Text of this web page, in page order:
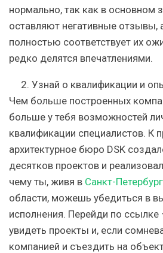
нормально, так как в основном
оставляют негативные отзывы,
полностью соответствует их
редко делятся впечатлениями.
2. Узнай о квалификации и
Чем больше построенных
больше у тебя возможностей
квалификации специалистов. К
архитектурное бюро DSK
десятков проектов и
чему ты, живя в Санкт-
области, можешь убедиться в
исполнения. Перейди по
увидеть проекты и, если
компанией и съездить на